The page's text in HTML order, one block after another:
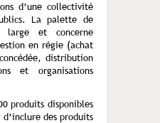
d’une collectivité
La palette de
large et concerne
en régie (achat
distribution
et organisations
produits disponibles
des produits